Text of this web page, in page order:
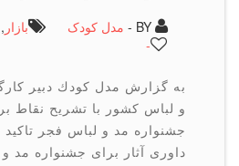
مدل کودک بازار ,تولید,
به گزارش مدل كودك دبیر كارگروه
و لباس كشور با تشریح نقاط برجسته
جشنواره مد و لباس فجر تاكید دارد كه
داوری آثار برای جشنواره مد و لباس به